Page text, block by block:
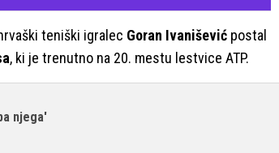
teniški igralec Goran Ivanišević postal
, ki je trenutno na 20. mestu lestvice ATP.
njega'